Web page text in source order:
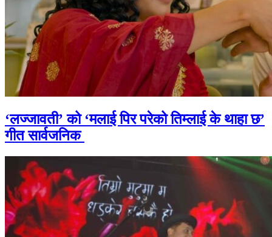
‘लज्जावती’ को ‘मलाई पिर परेको तिम्लाई के थाहा छ’
गीत सार्वजनिक